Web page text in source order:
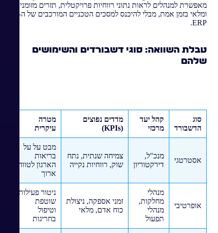
מאפשרת למנהלים לראות נתוני רווחיות פרויקטלית, תזרים מזומנים
ומלאי בזמן אמת, מבלי להיכנס למסכים הטכניים המורכבים של ה-
ERP.
טבלת השוואה: סוגי דשבורדים והשימושים
שלהם
סוג
הדשבורד
קהל יעד
מרכזי
מדדים נפוצים
(KPIs)
מטרה
עיקרית
אסטרטגי
מנכ"ל,
דירקטוריון
צמיחה שנתית, נתח
שוק, רווחיות נקייה
מבט על על
בריאות
הארגון לטווח
ארוך
אופרטיבי
מנהלי
מחלקות,
מנהלי
תפעול
זמני אספקה, ניצולת
כוח אדם, מלאי
ניטור פעילות
שוטפת
וטיפול
בחריגות